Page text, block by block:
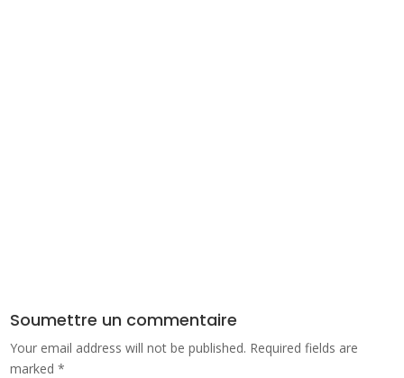
Soumettre un commentaire
Your email address will not be published. Required fields are
marked*